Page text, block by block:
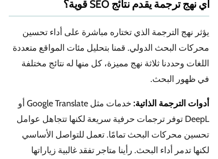
أي نهج ترجمة يقدم نتائج SEO قوية؟
يؤثر نهج الترجمة الذي تختاره مباشرة على أداء تحسين
محركات البحث الدولي. قمنا بتحليل مئات المواقع متعددة
اللغات وحددنا ثلاثة نهج مميزة، كل منها له نتائج مختلفة
في ظهور البحث.
أدوات الترجمة الذاتية:
خدمات مثل Google Translate أو
DeepL توفر ترجمات حرفية سريعة لكنها تتجاهل عوامل
تحسين محركات البحث تمامًا. تعمل للتواصل الأساسي
لكنها تدمر أداء البحث. رأينا متاجر تفقد غالبية زياراتها